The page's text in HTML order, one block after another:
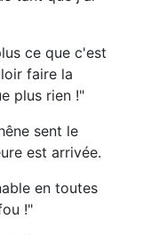
ce que c'est
faire la
plus rien !"
sent le
est arrivée.
en toutes
!"